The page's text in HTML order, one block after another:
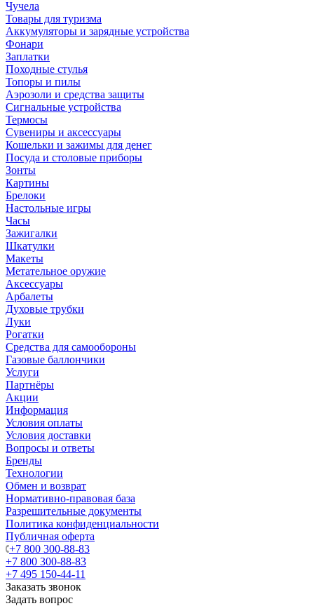
Чучела
Товары для туризма
Аккумуляторы и зарядные устройства
Фонари
Заплатки
Походные стулья
Топоры и пилы
Аэрозоли и средства защиты
Сигнальные устройства
Термосы
Сувениры и аксессуары
Кошельки и зажимы для денег
Посуда и столовые приборы
Зонты
Картины
Брелоки
Настольные игры
Часы
Зажигалки
Шкатулки
Макеты
Метательное оружие
Аксессуары
Арбалеты
Духовые трубки
Луки
Рогатки
Средства для самообороны
Газовые баллончики
Услуги
Партнёры
Акции
Информация
Условия оплаты
Условия доставки
Вопросы и ответы
Бренды
Технологии
Обмен и возврат
Нормативно-правовая база
Разрешительные документы
Политика конфиденциальности
Публичная оферта
+7 800 300-88-83
+7 800 300-88-83
+7 495 150-44-11
Заказать звонок
Задать вопрос